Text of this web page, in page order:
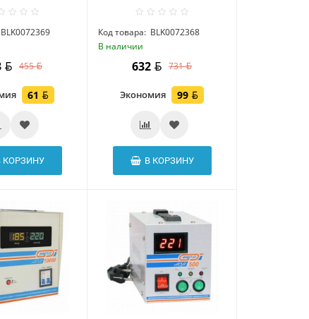
BLK0072369
455
61
КОРЗИНУ
Код товара: BLK0072368
В наличии
632 731
Экономия 99
В КОРЗИНУ